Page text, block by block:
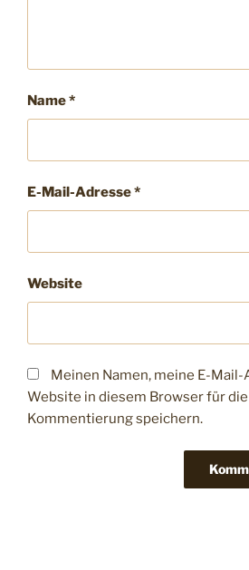
Name*
E-Mail-Adresse*
Website
Meinen Namen, meine E-
Website in diesem Browser für
Kommentierung speichern.